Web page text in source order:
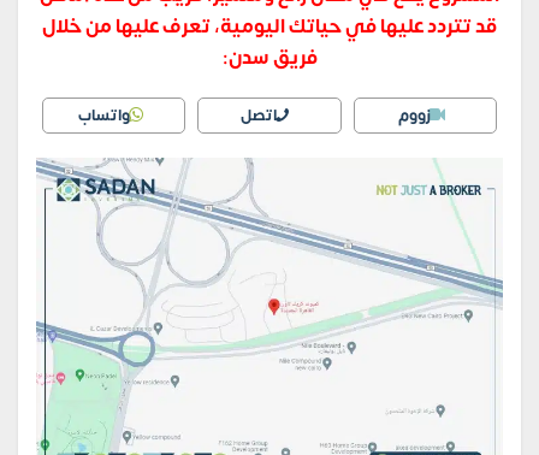
قد تتردد عليها في حياتك اليومية، تعرف عليها من خلال
فريق سدن:
زووم اتصل واتساب